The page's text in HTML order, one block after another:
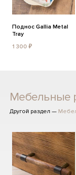
Поднос Gallia Metal
Tray
1 300 ₽
Мебельные
Другой раздел —